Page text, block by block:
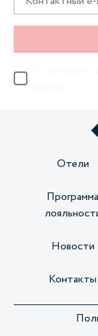
Отели
Программа
Новости
Контакты